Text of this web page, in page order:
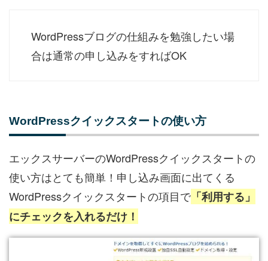
WordPressブログの仕組みを勉強したい場
合は通常の申し込みをすればOK
WordPressクイックスタートの使い方
エックスサーバーのWordPressクイックスタートの
使い方はとても簡単！申し込み画面に出てくる
WordPressクイックスタートの項目で 「利用する」
にチェックを入れるだけ！